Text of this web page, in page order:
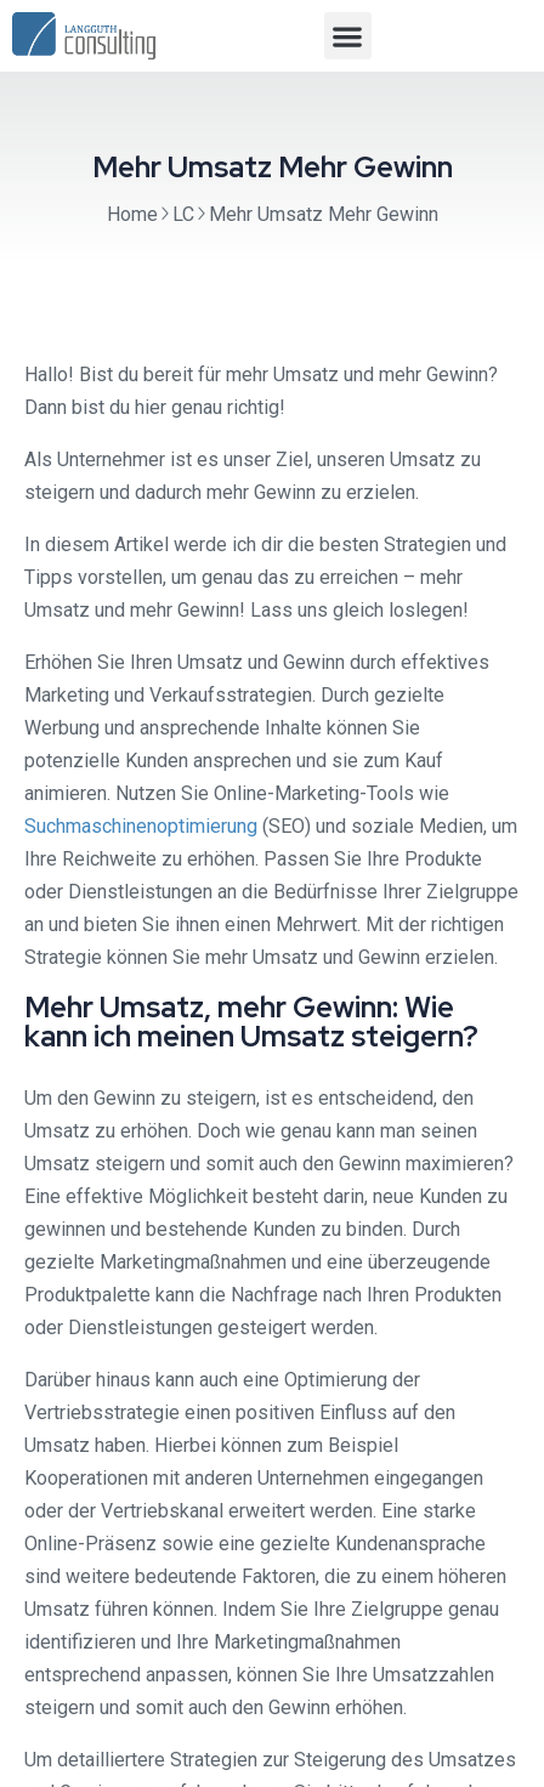
Mehr Umsatz Mehr Gewinn
Home LC Mehr Umsatz Mehr Gewinn
Hallo! Bist du bereit für mehr Umsatz und mehr Gewinn?
Dann bist du hier genau richtig!
Als Unternehmer ist es unser Ziel, unseren Umsatz zu
steigern und dadurch mehr Gewinn zu erzielen.
In diesem Artikel werde ich dir die besten Strategien und
Tipps vorstellen, um genau das zu erreichen – mehr
Umsatz und mehr Gewinn! Lass uns gleich loslegen!
Erhöhen Sie Ihren Umsatz und Gewinn durch effektives
Marketing und Verkaufsstrategien. Durch gezielte
Werbung und ansprechende Inhalte können Sie
potenzielle Kunden ansprechen und sie zum Kauf
animieren. Nutzen Sie Online-Marketing-Tools wie
Suchmaschinenoptimierung (SEO) und soziale Medien, um
Ihre Reichweite zu erhöhen. Passen Sie Ihre Produkte
oder Dienstleistungen an die Bedürfnisse Ihrer Zielgruppe
an und bieten Sie ihnen einen Mehrwert. Mit der richtigen
Strategie können Sie mehr Umsatz und Gewinn erzielen.
Mehr Umsatz, mehr Gewinn: Wie
kann ich meinen Umsatz steigern?
Um den Gewinn zu steigern, ist es entscheidend, den
Umsatz zu erhöhen. Doch wie genau kann man seinen
Umsatz steigern und somit auch den Gewinn maximieren?
Eine effektive Möglichkeit besteht darin, neue Kunden zu
gewinnen und bestehende Kunden zu binden. Durch
gezielte Marketingmaßnahmen und eine überzeugende
Produktpalette kann die Nachfrage nach Ihren Produkten
oder Dienstleistungen gesteigert werden.
Darüber hinaus kann auch eine Optimierung der
Vertriebsstrategie einen positiven Einfluss auf den
Umsatz haben. Hierbei können zum Beispiel
Kooperationen mit anderen Unternehmen eingegangen
oder der Vertriebskanal erweitert werden. Eine starke
Online-Präsenz sowie eine gezielte Kundenansprache
sind weitere bedeutende Faktoren, die zu einem höheren
Umsatz führen können. Indem Sie Ihre Zielgruppe genau
identifizieren und Ihre Marketingmaßnahmen
entsprechend anpassen, können Sie Ihre Umsatzzahlen
steigern und somit auch den Gewinn erhöhen.
Um detailliertere Strategien zur Steigerung des Umsatzes